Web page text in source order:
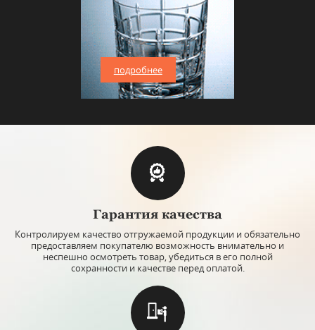
подробнее
Гарантия качества
Контролируем качество отгружаемой продукции и обязательно
предоставляем покупателю возможность внимательно и
неспешно осмотреть товар, убедиться в его полной
сохранности и качестве перед оплатой.